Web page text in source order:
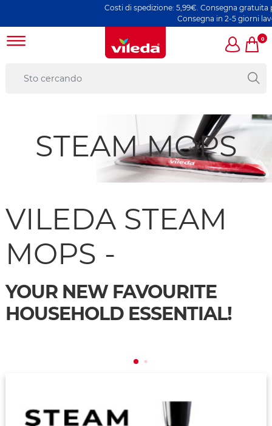
Costi di spedizione: 5,99€. Consegna gratuita
Consegna in 2-5 giorni
0
STEAM MOPS
VILEDA STEAM
MOPS -
YOUR NEW FAVOURITE
HOUSEHOLD ESSENTIAL!